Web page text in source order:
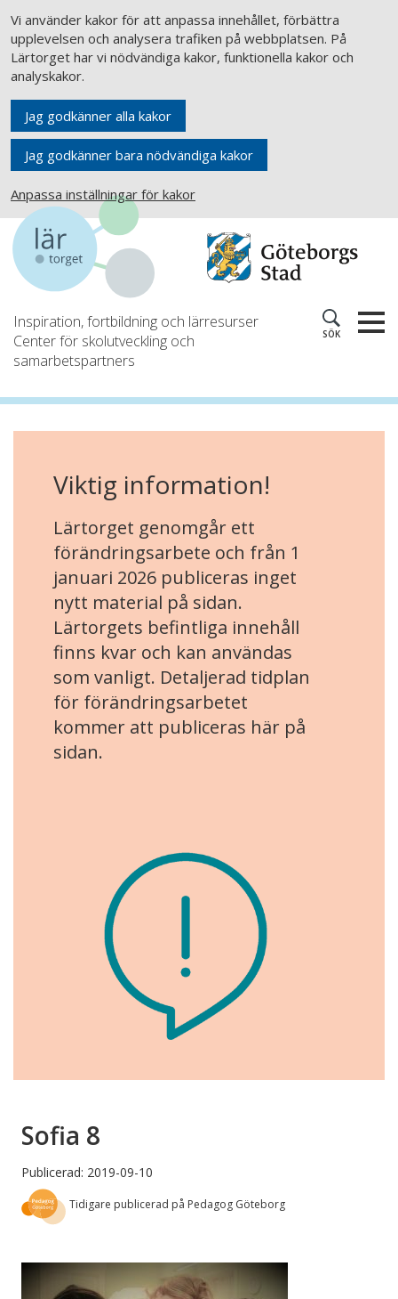
Vi använder kakor för att anpassa innehållet, förbättra
upplevelsen och analysera trafiken på webbplatsen. På
Lärtorget har vi nödvändiga kakor, funktionella kakor och
analyskakor.
Jag godkänner alla kakor
Jag godkänner bara nödvändiga kakor
Anpassa inställningar för kakor
Inspiration, fortbildning och lärresurser
Center för skolutveckling och
samarbetspartners
SÖK
Viktig information!
Lärtorget genomgår ett
förändringsarbete och från 1
januari 2026 publiceras inget
nytt material på sidan.
Lärtorgets befintliga innehåll
finns kvar och kan användas
som vanligt. Detaljerad tidplan
för förändringsarbetet
kommer att publiceras här på
sidan.
Sofia 8
Publicerad: 2019-09-10
Tidigare publicerad på Pedagog Göteborg